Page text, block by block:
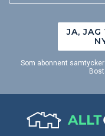
JA, JAG
Som abonnent